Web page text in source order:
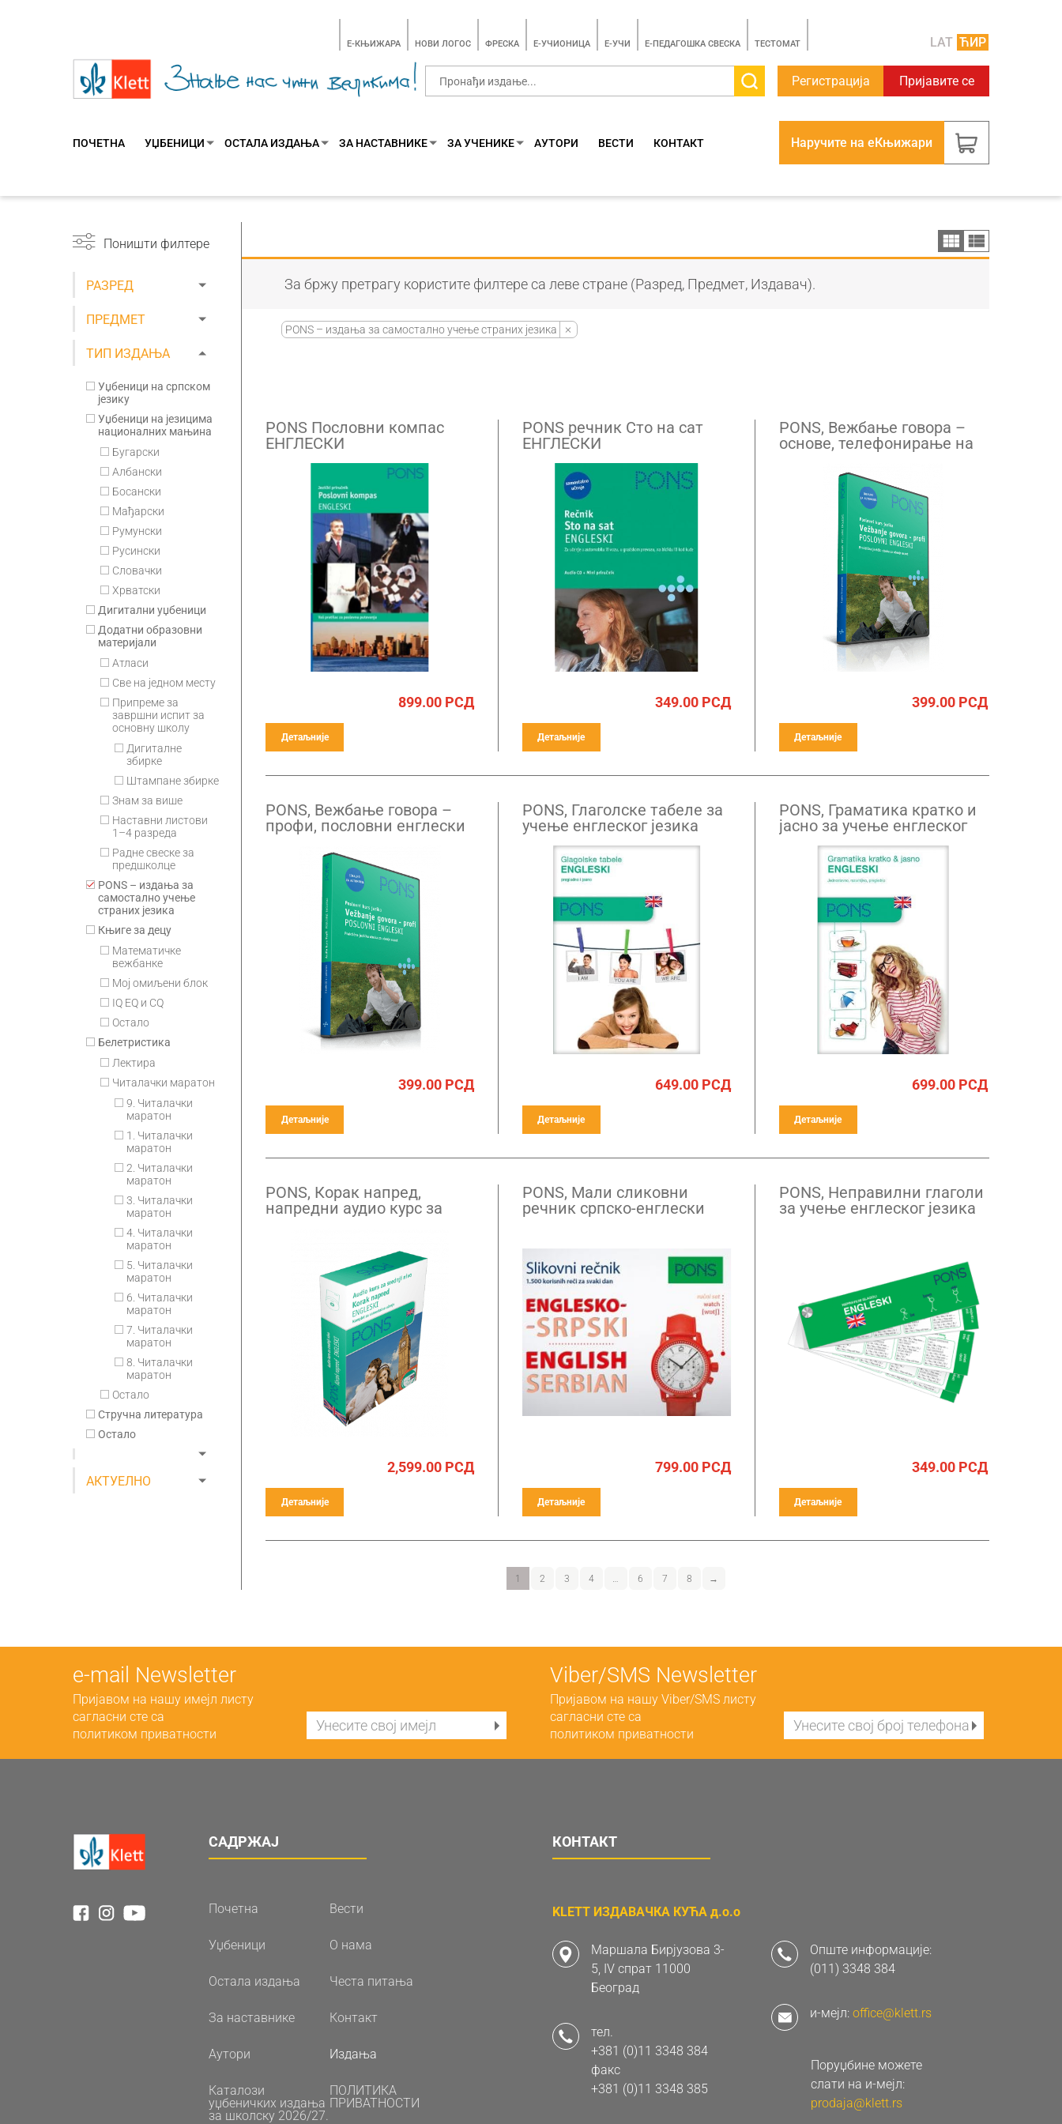
E-КЊИЖАРА НОВИ ЛОГОС ФРЕСКА E-УЧИОНИЦА E-УЧИ Е-ПЕДАГОШКА СВЕСКА TЕСТОМАТ LAT ЋИР
Регистрација Пријавите се
ПОЧЕТНА УЏБЕНИЦИ ОСТАЛА ИЗДАЊА ЗА НАСТАВНИКЕ ЗА УЧЕНИКЕ АУТОРИ ВЕСТИ КОНТАКТ Наручите на еКњижари
Поништи филтере
РАЗРЕД
ПРЕДМЕТ
ТИП ИЗДАЊА
Уџбеници на српском
језику
Уџбеници на језицима
националних мањина
Бугарски
Албански
Босански
Мађарски
Румунски
Русински
Словачки
Хрватски
Дигитални уџбеници
Додатни образовни
материјали
Атласи
Све на једном месту
Припремe за
завршни испит за
основну школу
Дигиталне
збирке
Штампане збирке
Знам за више
Наставни листови
1–4 разреда
Радне свеске за
предшколце
PONS – издања за
самостално учење
страних језика
Књиге за децу
Математичке
вежбанке
Мој омиљени блок
IQ EQ и CQ
Остало
Белетристика
Лектира
Читалачки маратон
9. Читалачки
маратон
1. Читалачки
маратон
2. Читалачки
маратон
3. Читалачки
маратон
4. Читалачки
маратон
5. Читалачки
маратон
6. Читалачки
маратон
7. Читалачки
маратон
8. Читалачки
маратон
Остало
Стручна литература
Остало
АКТУЕЛНО
За бржу претрагу користите филтере са леве стране (Разред, Предмет, Издавач).
PONS – издања за самостално учење страних језика
PONS Пословни компас
ЕНГЛЕСКИ
899.00РСД
Детаљније
PONS речник Сто на сат
ЕНГЛЕСКИ
349.00РСД
Детаљније
PONS, Вежбање говора –
основе, телефонирање на
399.00РСД
Детаљније
PONS, Вежбање говора –
профи, пословни енглески
399.00РСД
Детаљније
PONS, Глаголске табеле за
учење енглеског језика
649.00РСД
Детаљније
PONS, Граматика кратко и
јасно за учење енглеског
језика
699.00РСД
Детаљније
PONS, Корак напред,
напредни аудио курс за
2,599.00РСД
Детаљније
PONS, Мали сликовни
речник српско-енглески
799.00РСД
Детаљније
PONS, Неправилни глаголи
за учење енглеског језика
349.00РСД
Детаљније
1 2 3 4 … 6 7 8 →
е-mail Newsletter
Пријавом на нашу имејл листу
сагласни сте са
политиком приватности
Viber/SMS Newsletter
Пријавом на нашу Viber/SMS листу
сагласни сте са
политиком приватности
САДРЖАЈ
Почетна Вести
Уџбеници О нама
Остала издања Честа питања
За наставнике Контакт
Аутори Издања
Каталози
уџбеничких издања
за школску 2026/27.
ПОЛИТИКА
ПРИВАТНОСТИ
КОНТАКТ
KLETT ИЗДАВАЧКА КУЋА д.о.о
Маршала Бирјузова 3-
5, IV спрат 11000
Београд
тел.
+381 (0)11 3348 384
факс
+381 (0)11 3348 385
Опште информације:
(011) 3348 384
и-мејл: office@klett.rs
Поруџбине можете
слати на и-мејл:
prodaja@klett.rs